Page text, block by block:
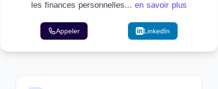
les finances personnelles... en savoir plus
Appeler LinkedIn